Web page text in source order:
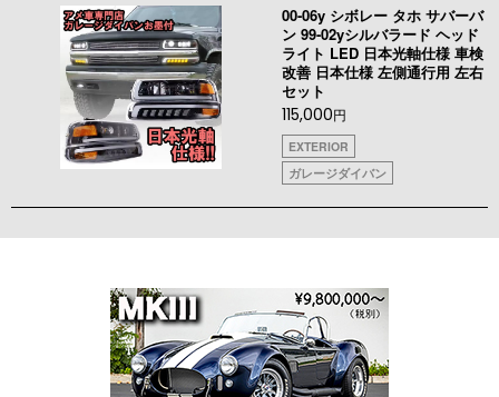
00-06y シボレー タホ サバーバ
ン 99-02yシルバラード ヘッド
ライト LED 日本光軸仕様 車検
改善 日本仕様 左側通行用 左右
セット
115,000円
EXTERIOR
ガレージダイバン